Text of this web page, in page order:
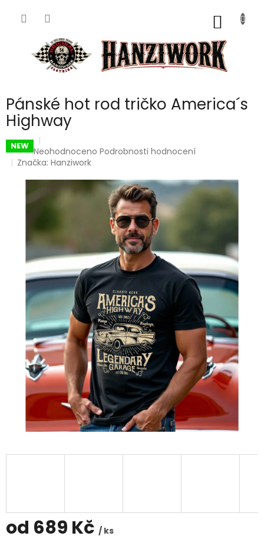
Pánské hot rod tričko America´s
Highway
NEW Průměrné
hodnocení
hvězdiček.
Neohodnoceno Podrobnosti hodnocení
Značka:Hanziwork
od 689 Kč / ks